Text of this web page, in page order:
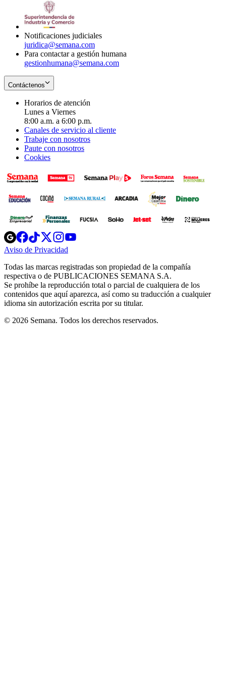
Notificaciones judiciales
juridica@semana.com
Para contactar a gestión humana
gestionhumana@semana.com
Contáctenos
Horarios de atención
Lunes a Viernes
8:00 a.m. a 6:00 p.m.
Canales de servicio al cliente
Trabaje con nosotros
Paute con nosotros
Cookies
Opens
in
new
Opens
in
new
Opens
in
new
window
Opens
new
windowwindow
Aviso de Privacidad
new
window
Todas las marcas registradas son propiedad de la compañía
respectiva o de PUBLICACIONES SEMANA S.A.
Se prohíbe la reproducción total o parcial de cualquiera de los
contenidos que aquí aparezca, así como su traducción a cualquier
idioma sin autorización escrita por su titular.
© 2026 Semana. Todos los derechos reservados.